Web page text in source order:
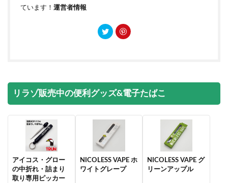
ています！ 運営者情報
リラゾ販売中の便利グッズ&電子たばこ
アイコス・グロー
の中折れ・詰まり
取り専用ピッカー
NICOLESS VAPE ホ
ワイトグレープ
NICOLESS VAPE グ
リーンアップル